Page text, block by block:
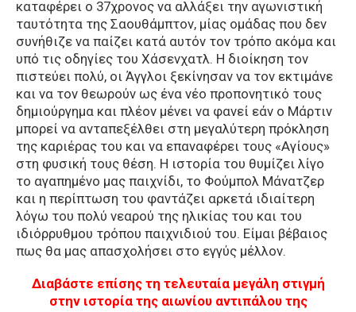
καταφέρει ο 37χρονος να αλλάξει την αγωνιστική
ταυτότητα της Σαουθάμπτον, μίας ομάδας που δεν
συνήθιζε να παίζει κατά αυτόν τον τρόπο ακόμα και
υπό τις οδηγίες του Χάσενχατλ. Η διοίκηση τον
πιστεύει πολύ, οι Άγγλοι ξεκίνησαν να τον εκτιμάνε
και να τον θεωρούν ως ένα νέο προπονητικό τους
δημιούργημα και πλέον μένει να φανεί εάν ο Μάρτιν
μπορεί να ανταπεξέλθει στη μεγαλύτερη πρόκληση
της καριέρας του και να επαναφέρει τους «Αγίους»
στη φυσική τους θέση. Η ιστορία του θυμίζει λίγο
το αγαπημένο μας παιχνίδι, το Φούμπολ Μάνατζερ
και η περίπτωση του φαντάζει αρκετά ιδιαίτερη
λόγω του πολύ νεαρού της ηλικίας του και του
ιδιόρρυθμου τρόπου παιχνιδιού του. Είμαι βέβαιος
πως θα μας απασχολήσει στο εγγύς μέλλον.
Διαβάστε επίσης τη τελευταία μεγάλη στιγμή
στην ιστορία της αιωνίου αντιπάλου της